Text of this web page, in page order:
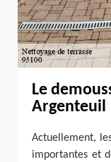
Le
Argenteuil
Actuellement,
importantes et